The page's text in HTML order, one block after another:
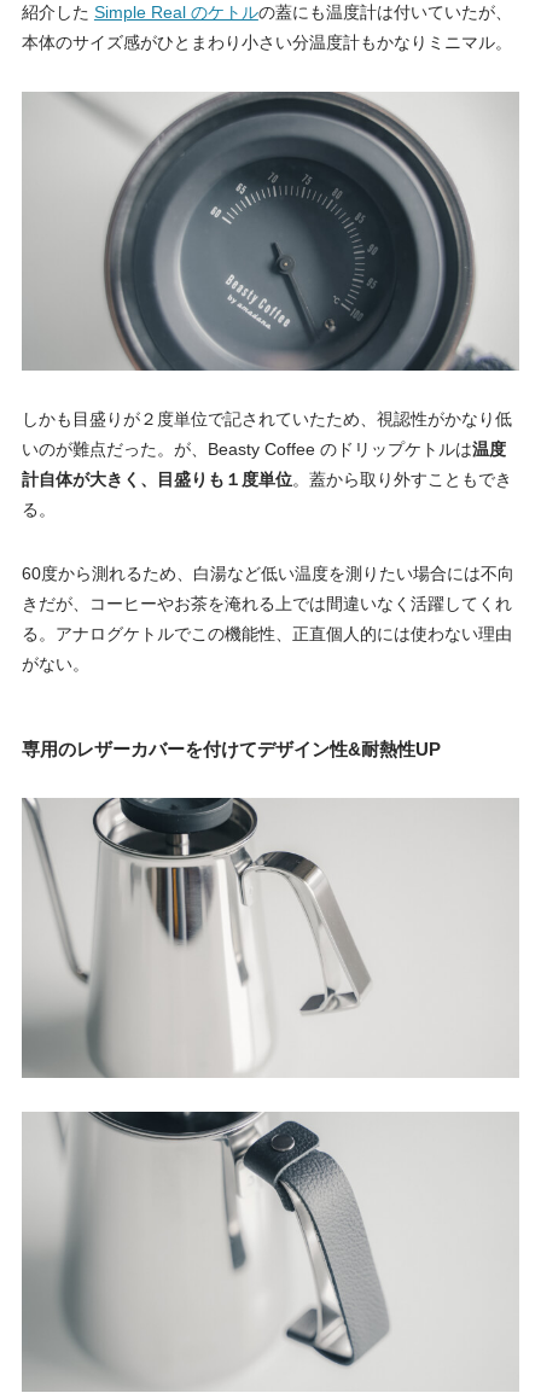
紹介した Simple Real のケトルの蓋にも温度計は付いていたが、
本体のサイズ感がひとまわり小さい分温度計もかなりミニマル。
しかも目盛りが２度単位で記されていたため、視認性がかなり低
いのが難点だった。が、Beasty Coffee のドリップケトルは温度
計自体が大きく、目盛りも１度単位。蓋から取り外すこともでき
る。
60度から測れるため、白湯など低い温度を測りたい場合には不向
きだが、コーヒーやお茶を淹れる上では間違いなく活躍してくれ
る。アナログケトルでこの機能性、正直個人的には使わない理由
がない。
専用のレザーカバーを付けてデザイン性&耐熱性UP